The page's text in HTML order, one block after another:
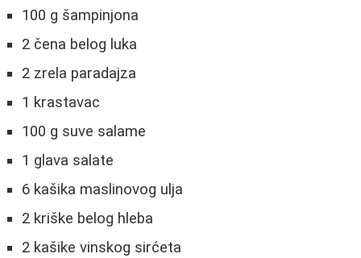
100 g šampinjona
2 čena belog luka
2 zrela paradajza
1 krastavac
100 g suve salame
1 glava salate
6 kašika maslinovog ulja
2 kriške belog hleba
2 kašike vinskog sirćeta